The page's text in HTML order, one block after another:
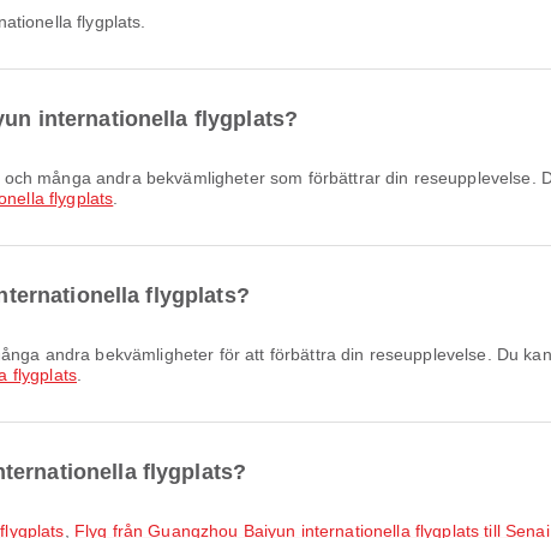
flygplats.
internationella flygplats?
flygplats
flygplats?
flygplats
flygplats?
Flyg från Guangzhou Baiyun internationella flygplats till Senai